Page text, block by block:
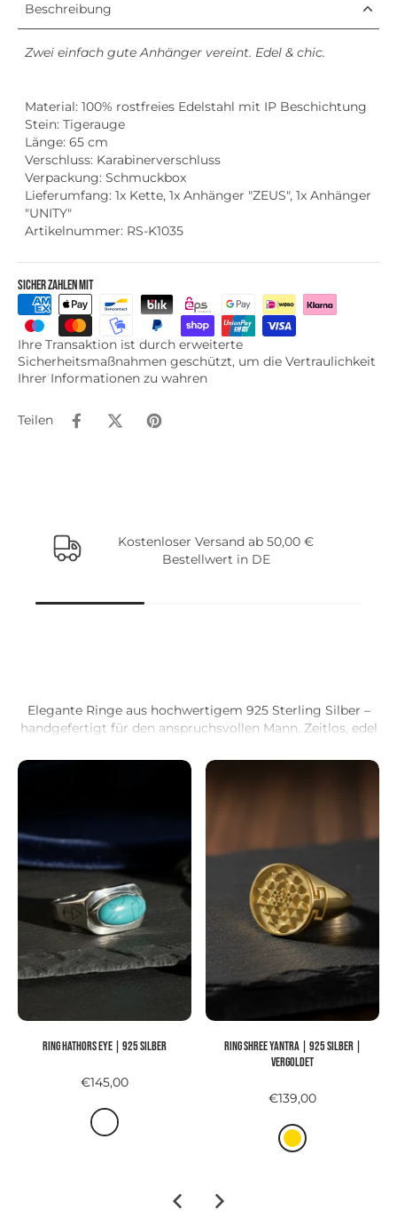
Beschreibung
Zwei einfach gute Anhänger vereint. Edel & chic.
Material: 100% rostfreies Edelstahl mit IP Beschichtung
Stein: Tigerauge
Länge: 65 cm
Verschluss: Karabinerverschluss
Verpackung: Schmuckbox
Lieferumfang: 1x Kette, 1x Anhänger "ZEUS", 1x Anhänger
"UNITY"
Artikelnummer: RS-K1035
Sicher zahlen mit
Ihre Transaktion ist durch erweiterte
Sicherheitsmaßnahmen geschützt, um die Vertraulichkeit
Ihrer Informationen zu wahren
Teilen
Kostenloser Versand ab 50,00 €
Bestellwert in DE
Elegante Ringe aus hochwertigem 925 Sterling Silber –
handgefertigt für den anspruchsvollen Mann. Zeitlos, edel
Ring HATHORS EYE | 925 Silber
€145,00
Ring SHREE YANTRA | 925 Silber |
vergoldet
€139,00